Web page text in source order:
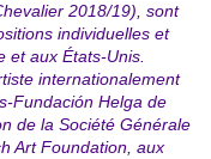
2018/19), sont
individuelles et
et aux États-Unis.
internationalement
Fundación Helga de
de la Société Générale
Art Foundation, aux